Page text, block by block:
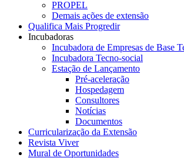
PROPEL
Demais ações de extensão
Qualifica Mais Progredir
Incubadoras
Incubadora de Empresas de Base
Incubadora Tecno-social
Estação de Lançamento
Pré-aceleração
Hospedagem
Consultores
Notícias
Documentos
Curricularização da Extensão
Revista Viver
Mural de Oportunidades